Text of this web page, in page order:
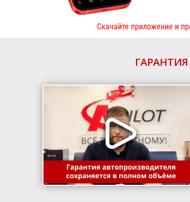
Скачайте приложение и